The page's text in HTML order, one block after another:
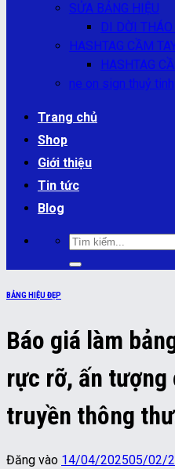
SỬA BẢNG HIỆU
DI DỜI
HASHTAG CẦM
HASHTAG
ne on sign thuỷ tinh
Trang chủ
Shop
Giới thiệu
Tin tức
Blog
Tìm
kiếm:
BẢNG HIỆU ĐẸP
Báo giá làm
rực rỡ, ấn tượng
truyền thông
Đăng vào 14/04/202505/02/